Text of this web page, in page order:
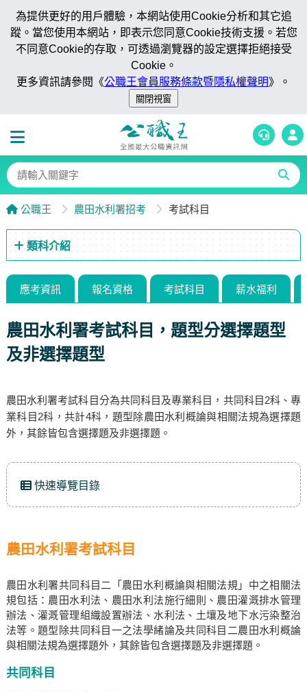
為提供更好的用戶體驗，本網站使用Cookie分析和其它追
蹤。當您使用本網站，即表示您同意Cookie技術支援。若您
不同意Cookie的存取，可透過瀏覽器的設定選擇拒絕接受
Cookie。
更多資訊請參閱《公職王會員服務條款暨隱私權聲明》。
公職王 農田水利署招考 考試科目
類科介紹
應考資訊 報名資格 考試科目 薪水福利
農田水利署考試科目，題型分選擇題型
及非選擇題型
農田水利署考試科目分為共同科目及專業科目，共同科目2科、專
業科目2科，共計4科，題型除農田水利概論與相關法規為選擇題
外，其餘皆包含選擇題及非選擇題。
快速導覽目錄
農田水利署考試科目
農田水利署共同科目二「農田水利概論與相關法規」中之相關法
規包括：農田水利法、農田水利法施行細則、農田灌溉排水管理
辦法、灌溉管理組織設置辦法、水利法、土壤及地下水污染整治
法等。題型除共同科目一之法學緒論及共同科目二農田水利概論
與相關法規為選擇題外，其餘皆包含選擇題及非選擇題。
共同科目